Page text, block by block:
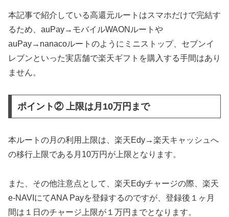
本記事で紹介している高還元ルートはスマホだけで完結す
るため、auPay→モバイルWAONルートや
auPay→nanacoルートのようにミニストップ、セブンイ
レブンといった実店舗で楽天ギフトを購入する手間はあり
ません。
ポイント② 上限は月10万円まで
本ルートの月の利用上限は、楽天Edy→楽天キャッシュへ
の移行上限である月10万円が上限となります。
また、その他注意点として、楽天Edyチャージの際、楽天
e-NAVIにてANA Payを登録するのですが、登録後１ヶ月
間は１日のチャージ上限が１万円までとなります。